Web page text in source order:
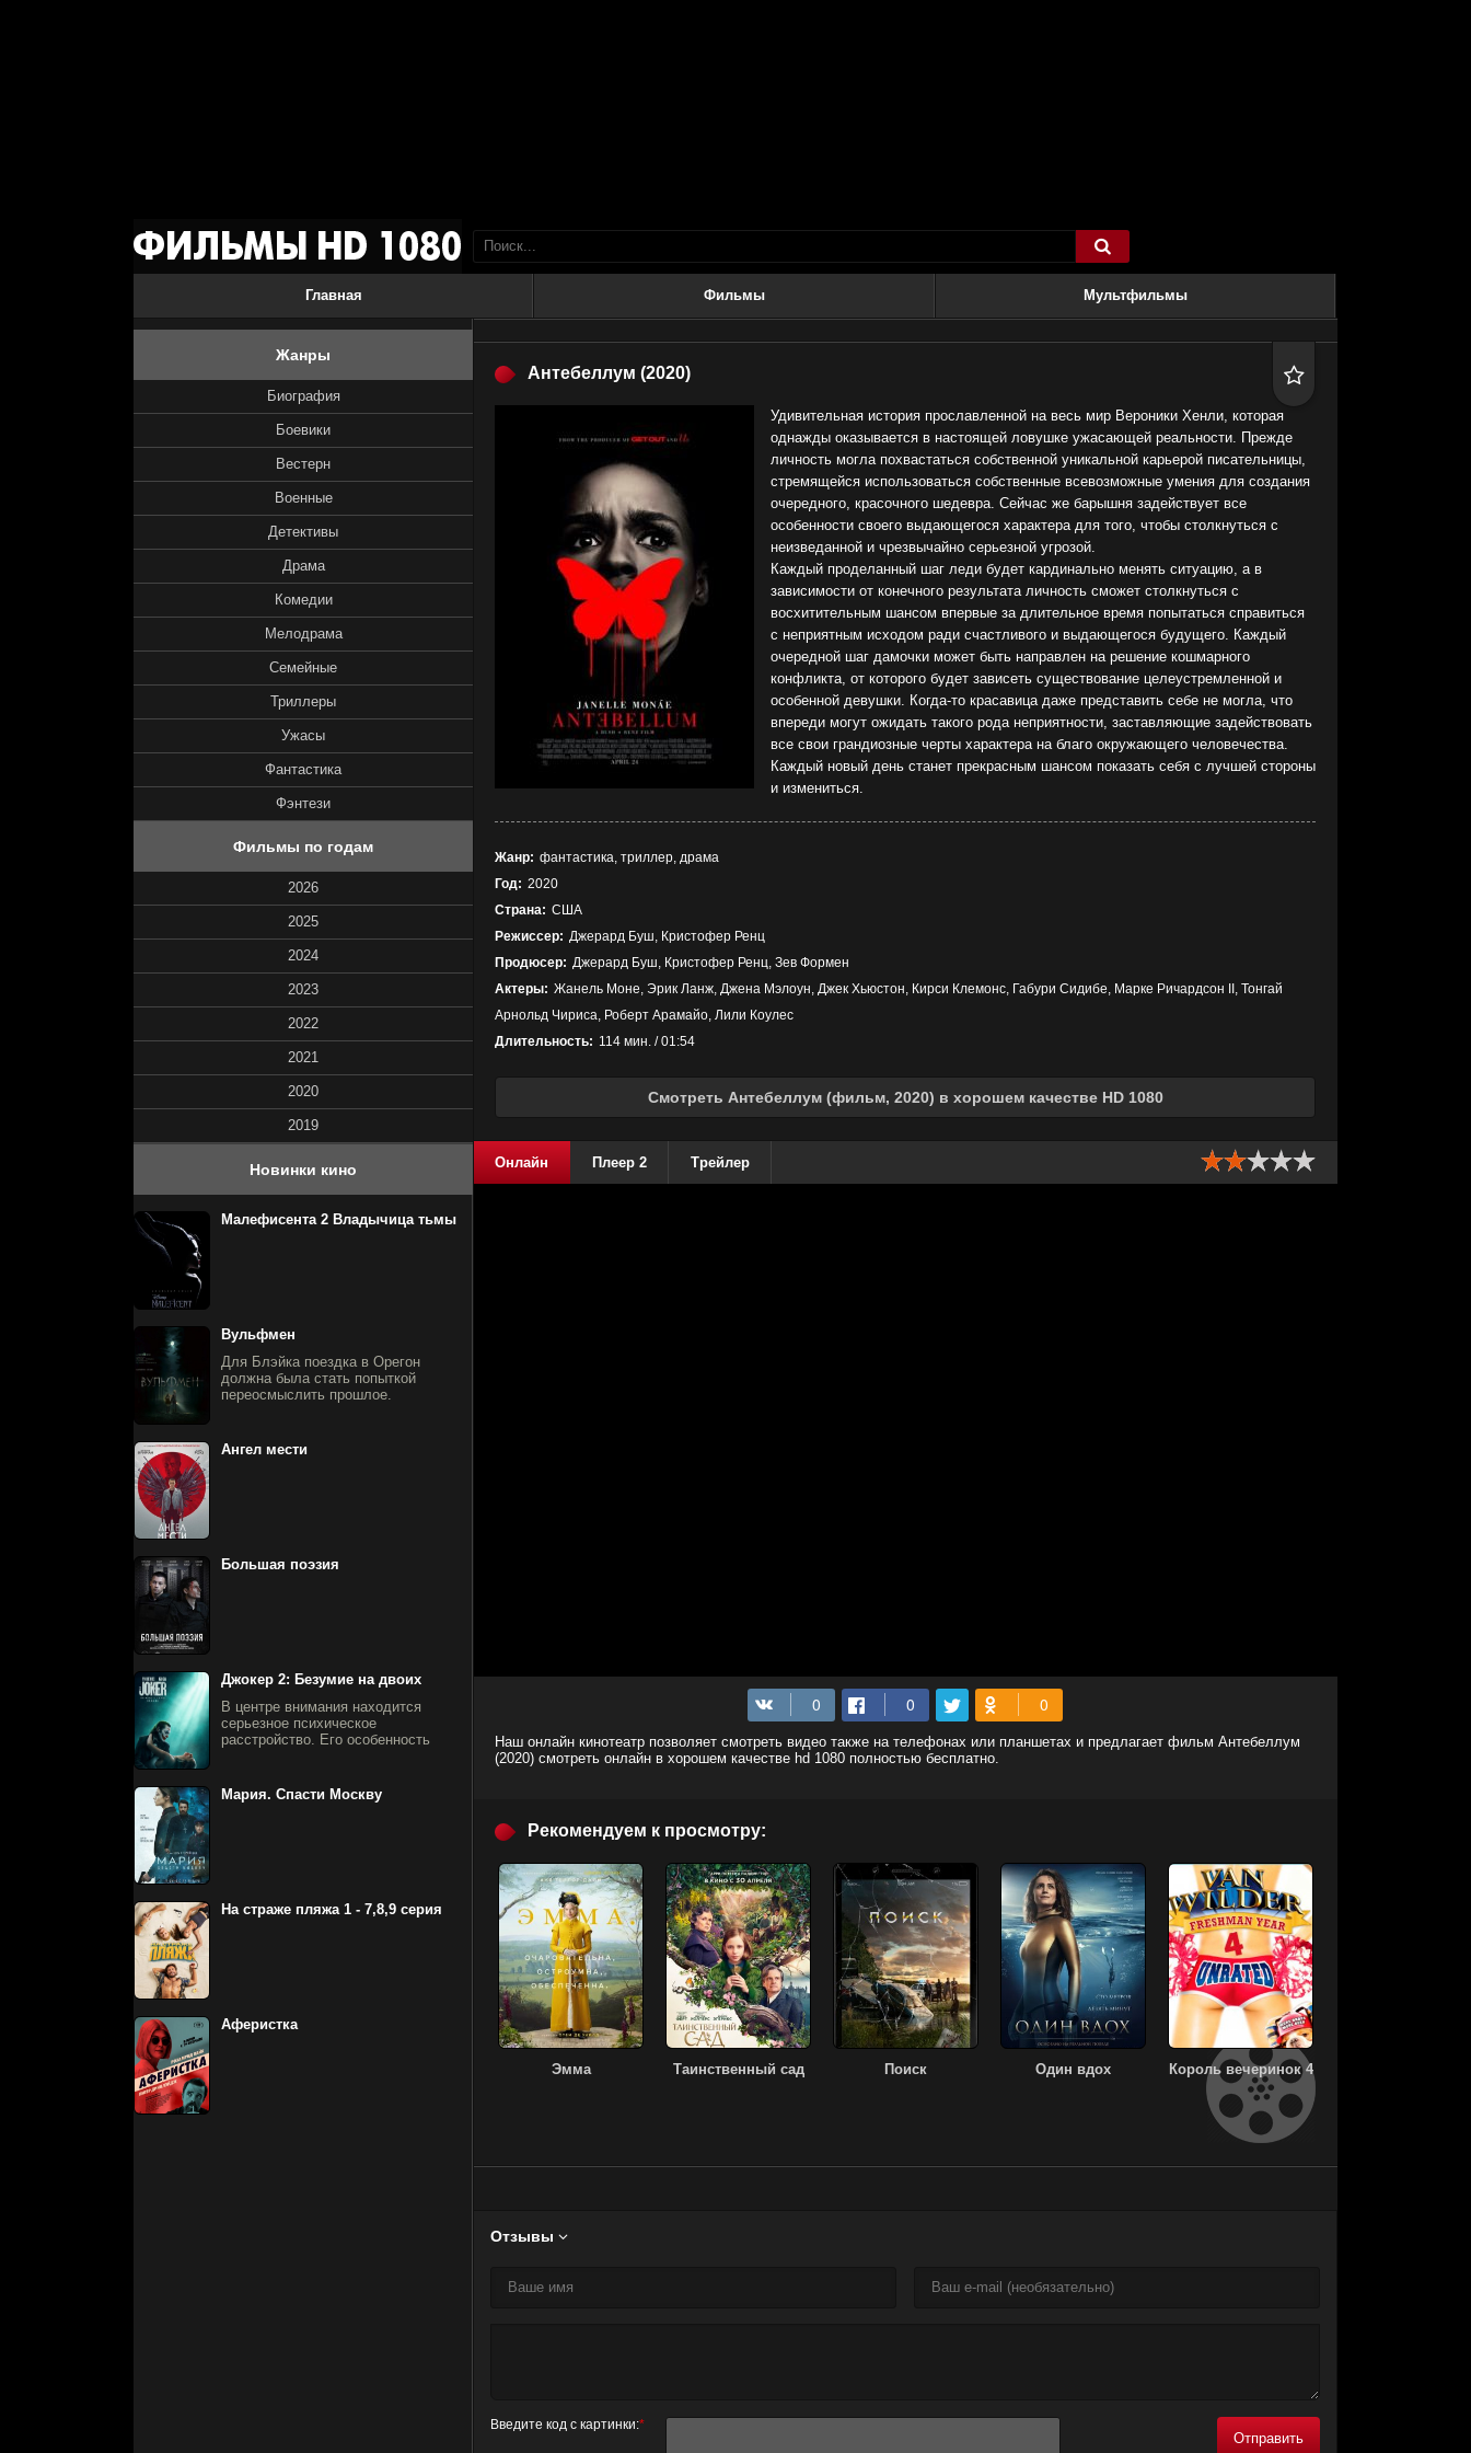

Главная Фильмы Мультфильмы
Антебеллум (2020) 
Удивительная история прославленной на весь мир Вероники Хенли, которая
однажды оказывается в настоящей ловушке ужасающей реальности. Прежде
личность могла похвастаться собственной уникальной карьерой писательницы,
стремящейся использоваться собственные всевозможные умения для создания
очередного, красочного шедевра. Сейчас же барышня задействует все
особенности своего выдающегося характера для того, чтобы столкнуться с
неизведанной и чрезвычайно серьезной угрозой.
Каждый проделанный шаг леди будет кардинально менять ситуацию, а в
зависимости от конечного результата личность сможет столкнуться с
восхитительным шансом впервые за длительное время попытаться справиться
с неприятным исходом ради счастливого и выдающегося будущего. Каждый
очередной шаг дамочки может быть направлен на решение кошмарного
конфликта, от которого будет зависеть существование целеустремленной и
особенной девушки. Когда-то красавица даже представить себе не могла, что
впереди могут ожидать такого рода неприятности, заставляющие задействовать
все свои грандиозные черты характера на благо окружающего человечества.
Каждый новый день станет прекрасным шансом показать себя с лучшей стороны
и измениться.
Жанр: фантастика, триллер, драма
Год: 2020
Страна: США
Режиссер: Джерард Буш, Кристофер Ренц
Продюсер: Джерард Буш, Кристофер Ренц, Зев Формен
Актеры: Жанель Моне, Эрик Ланж, Джена Мэлоун, Джек Хьюстон, Кирси Клемонс, Габури Сидибе, Марке Ричардсон II, Тонгай
Арнольд Чириса, Роберт Арамайо, Лили Коулес
Длительность: 114 мин. / 01:54
Смотреть Антебеллум (фильм, 2020) в хорошем качестве HD 1080
Онлайн Плеер 2 Трейлер
Наш онлайн кинотеатр позволяет смотреть видео также на телефонах или планшетах и предлагает фильм Антебеллум
(2020) смотреть онлайн в хорошем качестве hd 1080 полностью бесплатно.
Рекомендуем к просмотру:
Эмма Таинственный сад Поиск Один вдох Король вечеринок 4
Отзывы 
Введите код с картинки:*
Отправить
Жанры
Биография
Боевики
Вестерн
Военные
Детективы
Драма
Комедии
Мелодрама
Семейные
Триллеры
Ужасы
Фантастика
Фэнтези
Фильмы по годам
2026
2025
2024
2023
2022
2021
2020
2019
Новинки кино
Малефисента 2 Владычица тьмы
Вульфмен
Для Блэйка поездка в Орегон
должна была стать попыткой
переосмыслить прошлое.
Ангел мести
Большая поэзия
Джокер 2: Безумие на двоих
В центре внимания находится
серьезное психическое
расстройство. Его особенность
Мария. Спасти Москву
На страже пляжа 1 - 7,8,9 серия
Аферистка